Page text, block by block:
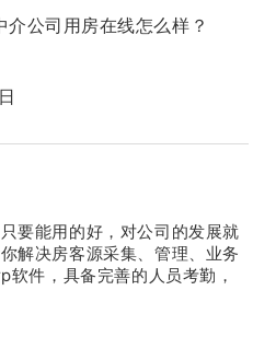
介公司用房在线怎么样？
要能用的好，对公司的发展就
解决房客源采集、管理、业务
件，具备完善的人员考勤，